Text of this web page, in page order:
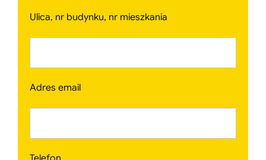
Ulica, nr budynku, nr mieszkania
Adres email